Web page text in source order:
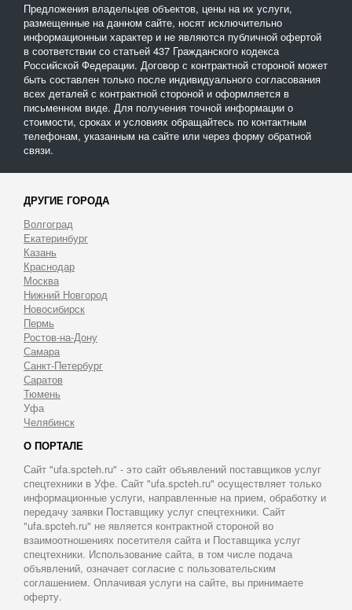
Предложения владельцев объектов, цены на их услуги,
размещенные на данном сайте, носят исключительно
информационныи характер и не являются публичной офертой
в соответствии со статьей 437 Гражданского кодекса
Российской Федерации. Договор с контрактной стороной может
быть составлен только после индивидуального согласования
всех деталей с контрактной стороной и оформляется в
письменном виде. Для получения точной информации о
стоимости, сроках и условиях обращайтесь по контактным
телефонам, указанным на сайте или через форму обратной
связи.
ДРУГИЕ ГОРОДА
Волгоград
Екатеринбург
Казань
Краснодар
Москва
Нижний Новгород
Новосибирск
Пермь
Ростов-на-Дону
Самара
Санкт-Петербург
Саратов
Тюмень
Уфа
Челябинск
О ПОРТАЛЕ
Сайт "ufa.spcteh.ru" - это сайт объявлений поставщиков услуг
спецтехники в Уфе. Сайт "ufa.spcteh.ru" осуществляет только
информационные услуги, направленные на прием, обработку и
передачу заявки Поставщику услуг спецтехники. Сайт
"ufa.spcteh.ru" не является контрактной стороной во
взаимоотношениях посетителя сайта и Поставщика услуг
спецтехники. Использование сайта, в том числе подача
объявлений, означает согласие с пользовательским
соглашением. Оплачивая услуги на сайте, вы принимаете
оферту.